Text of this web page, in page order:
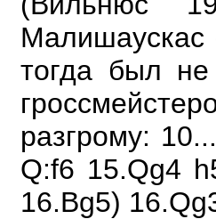
тогда был
разгрому:
Q:f6 15.Qg4
16.Bg5)